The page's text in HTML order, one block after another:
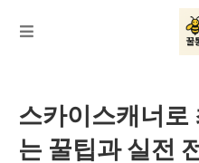
스카이스캐너로
는 꿀팁과 실전